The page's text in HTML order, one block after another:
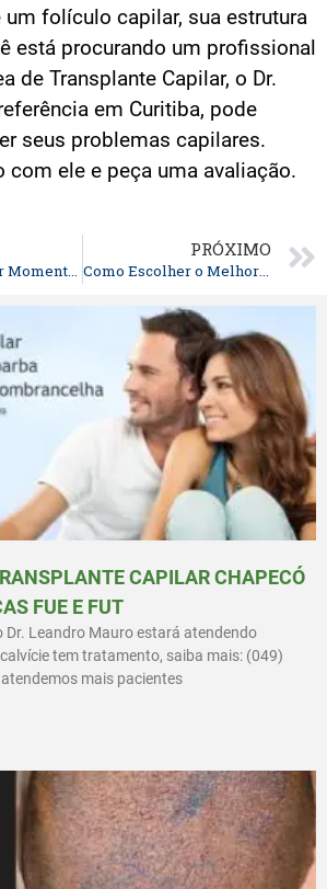
um folículo capilar, sua estrutura
está procurando um profissional
de Transplante Capilar, o Dr.
em Curitiba, pode
seus problemas capilares.
com ele e peça uma avaliação.
PRÓXIMO
Como Escolher o Melhor Lugar Para Fazer o Transplante Capilar?
CAPILAR CHAPECÓ
FUE E FUT
Dr. Leandro Mauro estará atendendo
tem tratamento, saiba mais: (049)
mais pacientes